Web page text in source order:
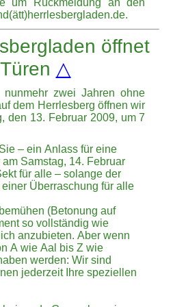
um Rückmeldung an den
öffnet
△
zwei Jahren ohne
dem Herrlesberg öffnen wir
den 13. Februar 2009, um 7
– ein Anlass für eine
am Samstag, 14. Februar
für alle – solange der
Überraschung für alle
(Betonung auf
so vollständig wie
anzubieten. Aber wenn
A wie Aal bis Z wie
werden: Wir sind
jederzeit Ihre speziellen